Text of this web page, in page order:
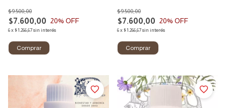
$7.600,00
$9.500,00
20% OFF
6x$1.266,67sin interés
$7.600,00
$9.500,00
20% OFF
6x$1.266,67sin interés